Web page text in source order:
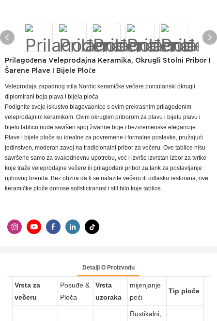
Prilagođena Veleprodajna Keramika, Okrugli Stolni Pribor I
Šarene Plave I Bijele Ploče
Veleprodaja zapadnog stila Nordic keramičke večere porculanski okrugli
diplomirani boja plava i bijela ploča
Podignite svoje iskustvo blagovaonice s ovim prekrasnim prilagođenim
veleprodajnim keramikom. Ovim okruglim priborom za plavu i bijelu plavu i
bijelu tablicu nude savršen spoj živahne boje i bezvremenske elegancije.
Plave i bijele ploče su idealne za povremene i formalne postavke, pružajući
jedinstven, moderan zavoj na tradicionalni pribor za večeru. Ove tablice nisu
savršene samo za svakodnevnu upotrebu, već i izvrše izvrstan izbor za tvrtke
koje traže veleprodajne večere ili prilagođeni pribor za tank za postavljanje
njihovog brenda. Bez obzira da li se nalazite večeru ili odlasku restorana, ove
keramičke ploče donose sofisticiranost i stil bilo koje tablice.
Detalji O Proizvodu
Vrsta za
večeru
Posuđe &
Ploča
Vrsta
uzoraka
mijenjanje
peći
Tip ploče
Rustikalni,